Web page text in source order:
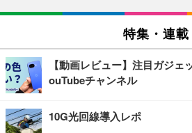
特集・連載
【動画レビュー】注目ガジ
ouTubeチャンネル
10G光回線導入レポ